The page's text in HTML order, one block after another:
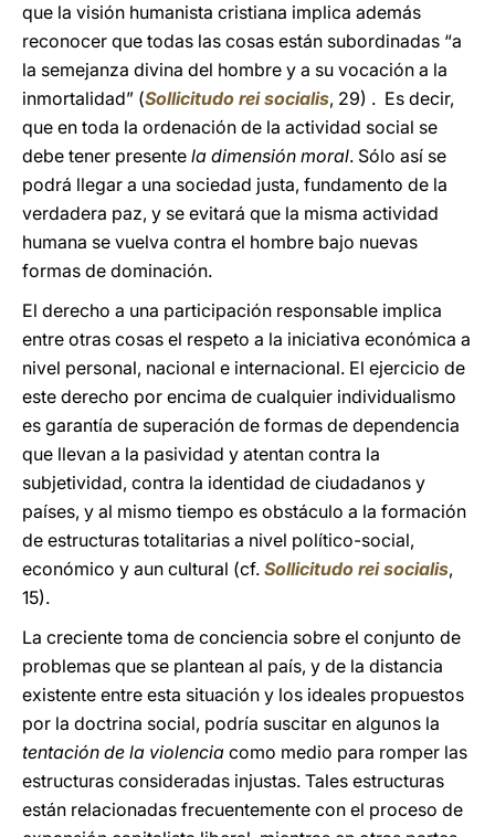
que la visión humanista cristiana implica además
reconocer que todas las cosas están subordinadas “a
la semejanza divina del hombre y a su vocación a la
inmortalidad” (Sollicitudo rei socialis, 29) . Es decir,
que en toda la ordenación de la actividad social se
debe tener presente la dimensión moral. Sólo así se
podrá llegar a una sociedad justa, fundamento de la
verdadera paz, y se evitará que la misma actividad
humana se vuelva contra el hombre bajo nuevas
formas de dominación.
El derecho a una participación responsable implica
entre otras cosas el respeto a la iniciativa económica a
nivel personal, nacional e internacional. El ejercicio de
este derecho por encima de cualquier individualismo
es garantía de superación de formas de dependencia
que llevan a la pasividad y atentan contra la
subjetividad, contra la identidad de ciudadanos y
países, y al mismo tiempo es obstáculo a la formación
de estructuras totalitarias a nivel político-social,
económico y aun cultural (cf. Sollicitudo rei socialis,
15).
La creciente toma de conciencia sobre el conjunto de
problemas que se plantean al país, y de la distancia
existente entre esta situación y los ideales propuestos
por la doctrina social, podría suscitar en algunos la
tentación de la violencia como medio para romper las
estructuras consideradas injustas. Tales estructuras
están relacionadas frecuentemente con el proceso de